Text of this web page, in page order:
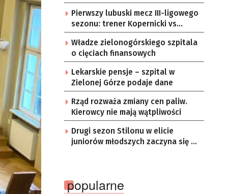
Gorzowa
Pierwszy lubuski mecz III-ligowego
sezonu: trener Kopernicki vs
starzy znajomi
Władze zielonogórskiego szpitala
o cięciach finansowych
Lekarskie pensje – szpital w
Zielonej Górze podaje dane
Rząd rozważa zmiany cen paliw.
Kierowcy nie mają wątpliwości
Drugi sezon Stilonu w elicie
juniorów młodszych zaczyna się w
popularne